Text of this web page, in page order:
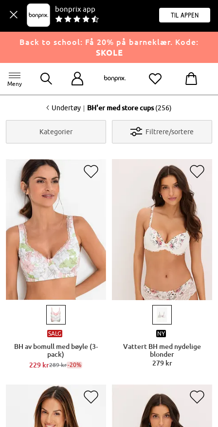
bonprix app
til appen
Back to school: Få 20% på barneklær. Kode:
SKOLE
Meny
<Undertøy | BH'er med store cups (256)
Kategorier Filtrere/sortere
SALG
BH av bomull med bøyle (3-
pack)
229 kr289 kr-20%
NY
Vattert BH med nydelige
blonder
279 kr